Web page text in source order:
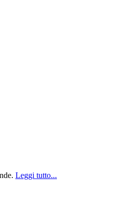
Leggi tutto...